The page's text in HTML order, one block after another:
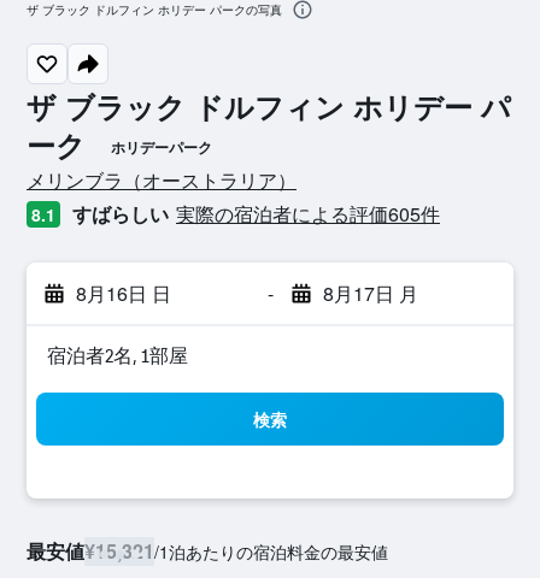
ザ ブラック ドルフィン ホリデー パ
ーク
ホリデーパーク
0​クラス評価
メリンブラ​（オーストラリア​）​
8.1 すばらしい 実際の宿泊者による評価605​件
8月16日 日 - 8月17日 月
宿泊者2名, 1​部屋
検索
最安値¥15,321/1泊あたりの宿泊料金の最安値
ザ ブラック ドルフィン ホリデー パークの写真